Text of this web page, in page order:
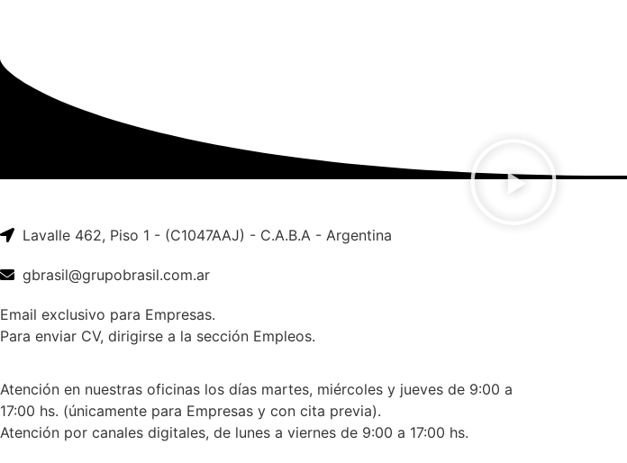
Lavalle 462, Piso 1 - (C1047AAJ) - C.A.B.A - Argentina
gbrasil@grupobrasil.com.ar
Email exclusivo para Empresas.
Para enviar CV, dirigirse a la sección Empleos.
Atención en nuestras oficinas los días martes, miércoles y jueves de 9:00 a
17:00 hs. (únicamente para Empresas y con cita previa).
Atención por canales digitales, de lunes a viernes de 9:00 a 17:00 hs.